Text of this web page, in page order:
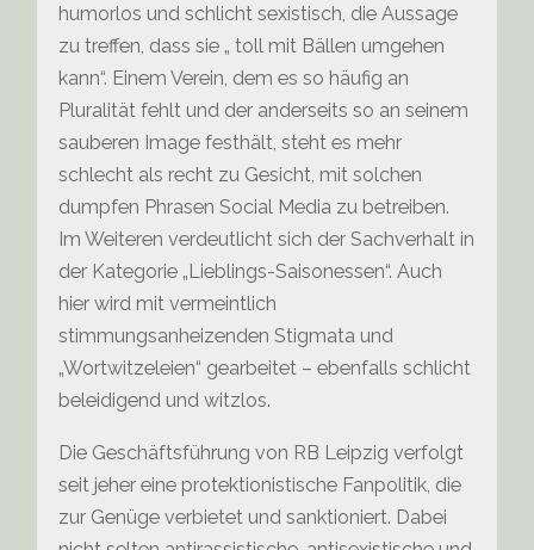
humorlos und schlicht sexistisch, die Aussage
zu treffen, dass sie „ toll mit Bällen umgehen
kann“. Einem Verein, dem es so häufig an
Pluralität fehlt und der anderseits so an seinem
sauberen Image festhält, steht es mehr
schlecht als recht zu Gesicht, mit solchen
dumpfen Phrasen Social Media zu betreiben.
Im Weiteren verdeutlicht sich der Sachverhalt in
der Kategorie „Lieblings-Saisonessen“. Auch
hier wird mit vermeintlich
stimmungsanheizenden Stigmata und
„Wortwitzeleien“ gearbeitet – ebenfalls schlicht
beleidigend und witzlos.
Die Geschäftsführung von RB Leipzig verfolgt
seit jeher eine protektionistische Fanpolitik, die
zur Genüge verbietet und sanktioniert. Dabei